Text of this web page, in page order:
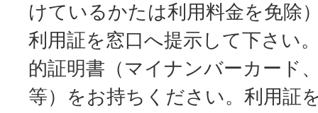
けているかたは利用料金を免除
利用証を窓口へ提示して下さい
的証明書（マイナンバーカード
等）をお持ちください。利用証